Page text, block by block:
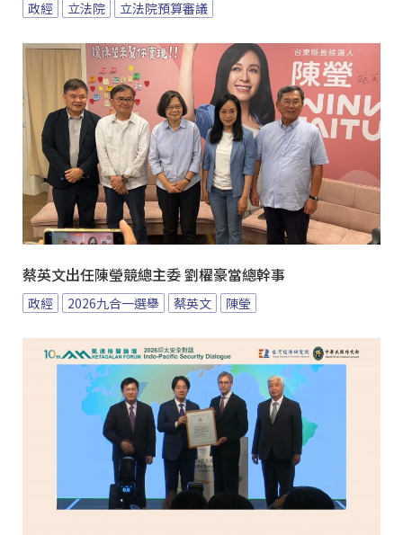
政經 立法院 立法院預算審議
蔡英文出任陳瑩競總主委 劉櫂豪當總幹事
政經 2026九合一選舉 蔡英文 陳瑩